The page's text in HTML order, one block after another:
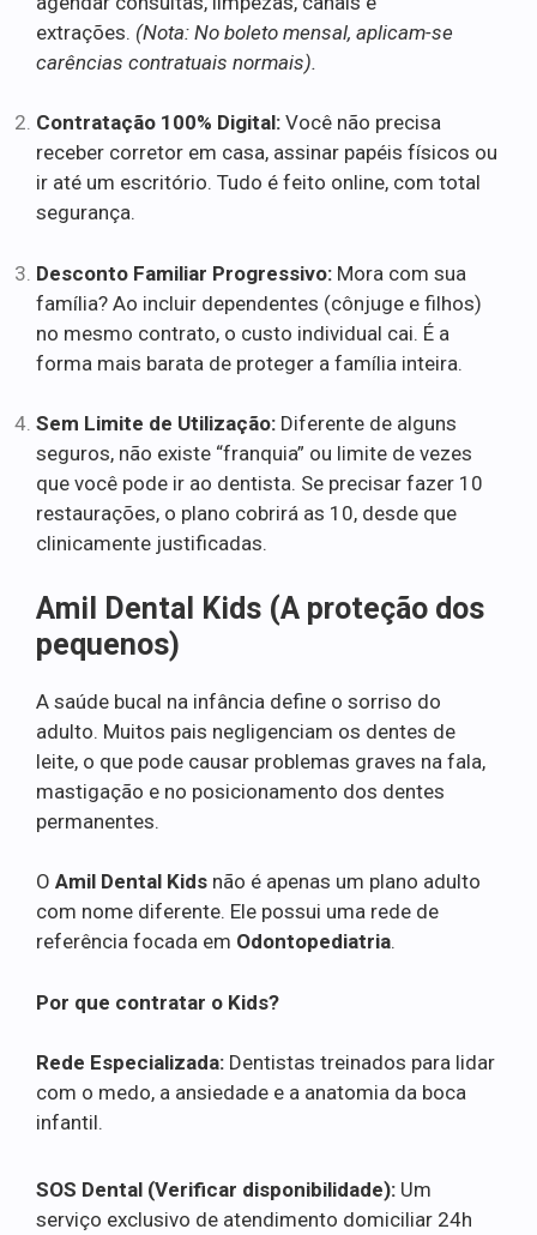
extrações. (Nota: No boleto mensal, aplicam-se
carências contratuais normais).
Contratação 100% Digital: Você não precisa
receber corretor em casa, assinar papéis físicos ou
ir até um escritório. Tudo é feito online, com total
segurança.
Desconto Familiar Progressivo: Mora com sua
família? Ao incluir dependentes (cônjuge e filhos)
no mesmo contrato, o custo individual cai. É a
forma mais barata de proteger a família inteira.
Sem Limite de Utilização: Diferente de alguns
seguros, não existe “franquia” ou limite de vezes
que você pode ir ao dentista. Se precisar fazer 10
restaurações, o plano cobrirá as 10, desde que
clinicamente justificadas.
Amil Dental Kids (A proteção dos
pequenos)
A saúde bucal na infância define o sorriso do
adulto. Muitos pais negligenciam os dentes de
leite, o que pode causar problemas graves na fala,
mastigação e no posicionamento dos dentes
permanentes.
O Amil Dental Kids não é apenas um plano adulto
com nome diferente. Ele possui uma rede de
referência focada em Odontopediatria.
Por que contratar o Kids?
Rede Especializada: Dentistas treinados para lidar
com o medo, a ansiedade e a anatomia da boca
infantil.
SOS Dental (Verificar disponibilidade): Um
serviço exclusivo de atendimento domiciliar 24h